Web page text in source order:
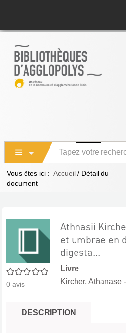
Vous êtes ici : Accueil / Détail du
document
0/5
0 avis
Athnasii
et umbrae en
digesta...
Livre
Kircher, Athanase
DESCRIPTION